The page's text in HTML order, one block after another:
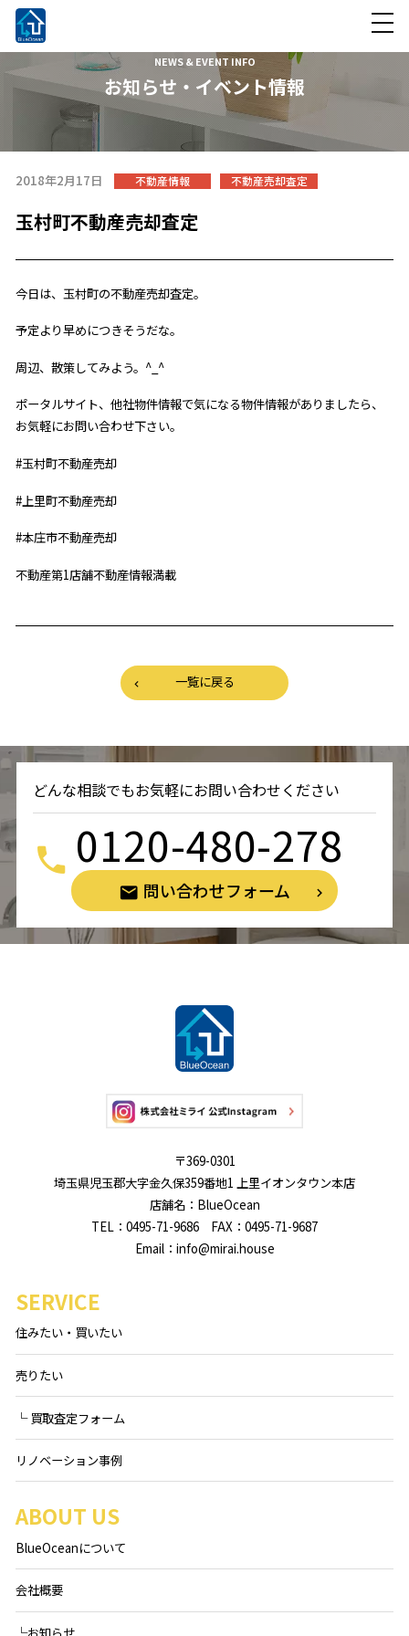
NEWS & EVENT INFO
お知らせ・イベント情報
2018年2月17日 不動産情報 不動産売却査定
玉村町不動産売却査定
今日は、玉村町の不動産売却査定。
予定より早めにつきそうだな。
周辺、散策してみよう。^_^
ポータルサイト、他社物件情報で気になる物件情報がありましたら、
お気軽にお問い合わせ下さい。
#玉村町不動産売却
#上里町不動産売却
#本庄市不動産売却
不動産第1店舗不動産情報満載
一覧に戻る
どんな相談でもお気軽にお問い合わせください
0120-480-278
問い合わせフォーム
〒369-0301
埼玉県児玉郡大字金久保359番地1 上里イオンタウン本店
店舗名：BlueOcean
TEL：0495-71-9686 FAX：0495-71-9687
Email：info@mirai.house
SERVICE
住みたい・買いたい
売りたい
└ 買取査定フォーム
リノベーション事例
ABOUT US
BlueOceanについて
会社概要